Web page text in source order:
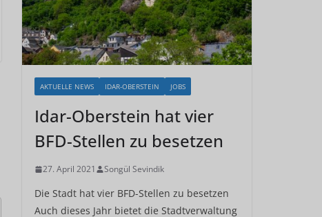
AKTUELLE NEWS IDAR-OBERSTEIN JOBS
Idar-Oberstein hat vier
BFD-Stellen zu besetzen
27. April 2021 Songül Sevindik
Die Stadt hat vier BFD-Stellen zu besetzen
Auch dieses Jahr bietet die Stadtverwaltung